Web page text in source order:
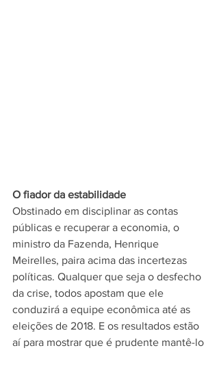
O fiador da estabilidade
Obstinado em disciplinar as contas
públicas e recuperar a economia, o
ministro da Fazenda, Henrique
Meirelles, paira acima das incertezas
políticas. Qualquer que seja o desfecho
da crise, todos apostam que ele
conduzirá a equipe econômica até as
eleições de 2018. E os resultados estão
aí para mostrar que é prudente mantê-lo